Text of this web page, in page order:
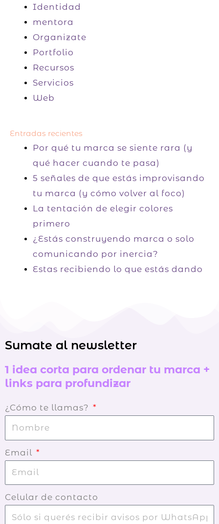
Identidad
mentora
Organizate
Portfolio
Recursos
Servicios
Web
Entradas recientes
Por qué tu marca se siente rara (y
qué hacer cuando te pasa)
5 señales de que estás improvisando
tu marca (y cómo volver al foco)
La tentación de elegir colores
primero
¿Estás construyendo marca o solo
comunicando por inercia?
Estas recibiendo lo que estás dando
Sumate al newsletter
1 idea corta para ordenar tu marca +
links para profundizar
¿Cómo te llamas?
Email
Celular de contacto